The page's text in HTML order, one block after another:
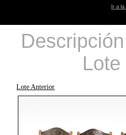
Ir a la
Lote
Lote Anterior